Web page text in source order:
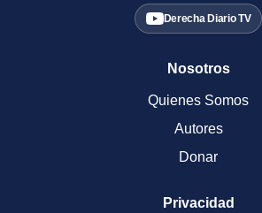
Derecha Diario TV
Nosotros
Quienes Somos
Autores
Donar
Privacidad